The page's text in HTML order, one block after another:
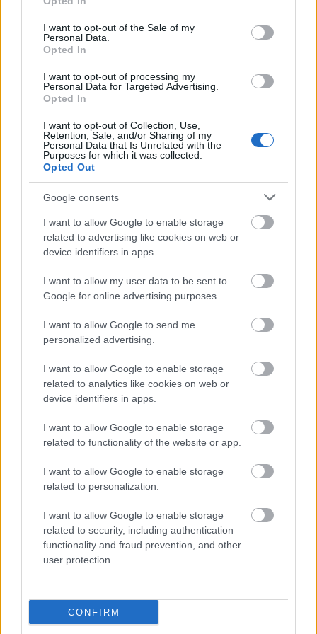
use your data for below specified purposes in below Google
consent section.
I want to opt-out of the Sale of my
Personal Data.
Opted In
I want to opt-out of processing my
Personal Data for Targeted Advertising.
Opted In
I want to opt-out of Collection, Use,
Retention, Sale, and/or Sharing of my
Personal Data that Is Unrelated with the
Purposes for which it was collected.
Opted Out
Google consents
I want to allow Google to enable storage
related to advertising like cookies on web or
device identifiers in apps.
I want to allow my user data to be sent to
Google for online advertising purposes.
I want to allow Google to send me
personalized advertising.
I want to allow Google to enable storage
related to analytics like cookies on web or
device identifiers in apps.
I want to allow Google to enable storage
related to functionality of the website or app.
I want to allow Google to enable storage
related to personalization.
I want to allow Google to enable storage
related to security, including authentication
functionality and fraud prevention, and other
user protection.
CONFIRM
What The FAQ
Zeneipari cikk a jótékonykodó zenészekről és a
jótékonykodás hatásáról
VideorecorderaBalaton Methodcímű klipes filmről
albumáról
- kiemeltLemezkritika Father John Misty
friss kiadványairól
- további sok kis kritika (
, José González,John Tejeda,ZS
- és a februári kínálatból válogató
Gyors lapkeresését, jó olvasást!
A korábbiak (kivéve az elsőt, ami már
, és már elő is
fizethetsz a magazinraitt.
a 2011. júliusi REC001Popzene és nyár
a 2011. szeptemberi REC002 Popzene és
homoszexualitás,
a 2011. novemberi REC003
a 2012. februári REC004Popzene és drogok
a 2012. májusi REC005 Vidék vs főváros
a 2012. augusztusi REC006
a 2013. január-februári REC009